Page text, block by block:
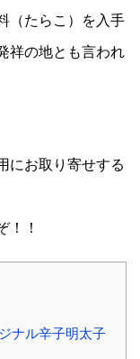
（たらこ）を入手
祥の地とも言われ
にお取り寄せする
！！
ナル辛子明太子